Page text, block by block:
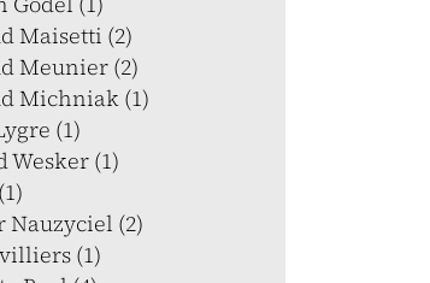
Maisetti (2)
Meunier (2)
Michniak (1)
(1)
Wesker (1)
(2)
(1)